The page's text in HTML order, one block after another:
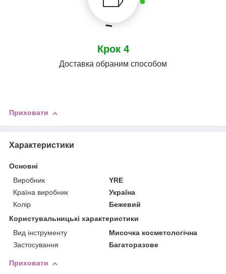
Крок 4
Доставка обраним способом
Приховати
Характеристики
Основні
Виробник
YRE
Країна виробник
Україна
Колір
Бежевий
Користувальницькі характеристики
Вид інструменту
Мисочка косметологічна
Застосування
Багаторазове
Приховати